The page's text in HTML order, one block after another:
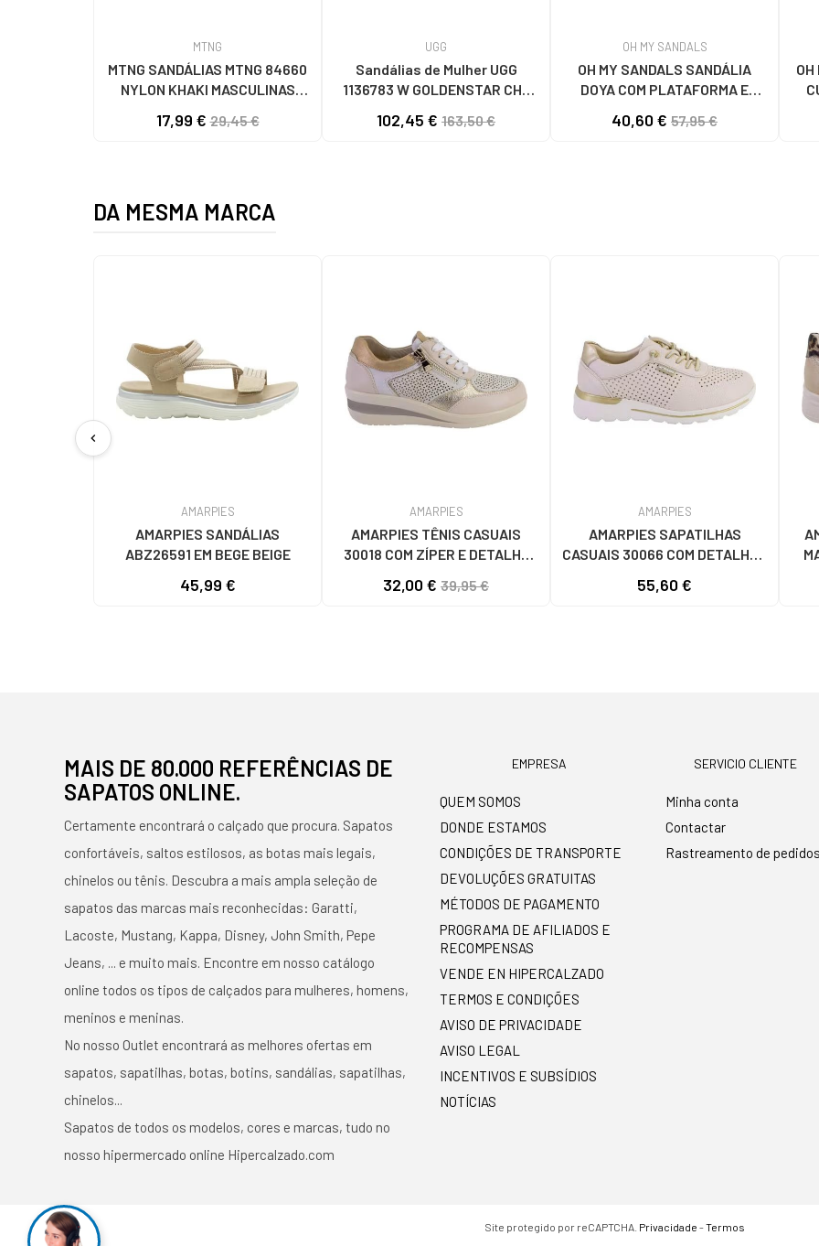
MTNG
MTNG SANDÁLIAS MTNG 84660
NYLON KHAKI MASCULINAS
17,99 €29,45 €
UGG
Sandálias de Mulher UGG
1136783 W GOLDENSTAR CHE
102,45 € 163,50 €
OH MY SANDALS
OH MY SANDALS SANDÁLIA
DOYA COM PLATAFORMA E
BLANCO
40,60 € 57,95 €
DA MESMA MARCA
chevron_left
AMARPIES
AMARPIES SANDÁLIAS
ABZ26591 EM BEGE BEIGE
45,99 €
AMARPIES
AMARPIES TÊNIS CASUAIS
30018 COM ZÍPER E DETALHE
32,00 € 39,95 €
AMARPIES
AMARPIES SAPATILHAS
CASUAIS 30066 COM DETALHES
55,60 €
MAIS DE 80.000 REFERÊNCIAS DE
SAPATOS ONLINE.
Certamente encontrará o calçado que procura. Sapatos
confortáveis, saltos estilosos, as botas mais legais,
chinelos ou tênis. Descubra a mais ampla seleção de
sapatos das marcas mais reconhecidas: Garatti,
Lacoste, Mustang, Kappa, Disney, John Smith, Pepe
Jeans, ... e muito mais. Encontre em nosso catálogo
online todos os tipos de calçados para mulheres, homens,
meninos e meninas.
No nosso Outlet encontrará as melhores ofertas em
sapatos, sapatilhas, botas, botins, sandálias, sapatilhas,
chinelos...
Sapatos de todos os modelos, cores e marcas, tudo no
nosso hipermercado online Hipercalzado.com
EMPRESA
QUEM SOMOS
DONDE ESTAMOS
CONDIÇÕES DE TRANSPORTE
DEVOLUÇÕES GRATUITAS
MÉTODOS DE PAGAMENTO
PROGRAMA DE AFILIADOS E
RECOMPENSAS
VENDE EN HIPERCALZADO
TERMOS E CONDIÇÕES
AVISO DE PRIVACIDADE
AVISO LEGAL
INCENTIVOS E SUBSÍDIOS
NOTÍCIAS
SERVICIO CLIENTE
Minha conta
Contactar
Rastreamento de pedidos
Site protegido por reCAPTCHA. Privacidade -Termos